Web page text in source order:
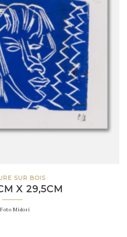
SUR BOIS
X 29,5CM
Midori